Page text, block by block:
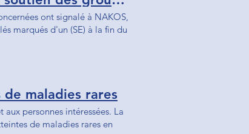
ont signalé à NAKOS,
marqués d'un (SE) à la fin du
de maladies rares
personnes intéressées. La
de maladies rares en